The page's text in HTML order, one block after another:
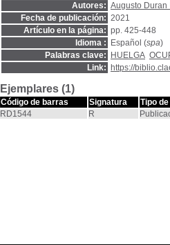
Autores: Augusto Duran
Fecha de publicación: 2021
Artículo en la página: pp. 425-448
Idioma :
Español (spa)
Palabras clave:
HUELGA
Link:
https://
Ejemplares (1)
Código de barras Signatura
Tipo
RD1544
R